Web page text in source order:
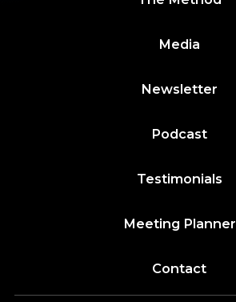
Media
Newsletter
Podcast
Testimonials
Meeting Planner
Contact